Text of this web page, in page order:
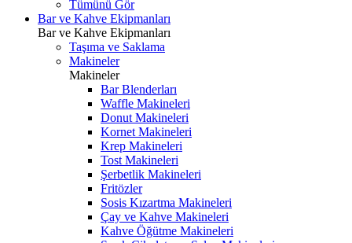
Tümünü Gör
Bar ve Kahve Ekipmanları
Bar ve Kahve Ekipmanları
Taşıma ve Saklama
Makineler
Makineler
Bar Blenderları
Waffle Makineleri
Donut Makineleri
Kornet Makineleri
Krep Makineleri
Tost Makineleri
Şerbetlik Makineleri
Fritözler
Sosis Kızartma Makineleri
Çay ve Kahve Makineleri
Kahve Öğütme Makineleri